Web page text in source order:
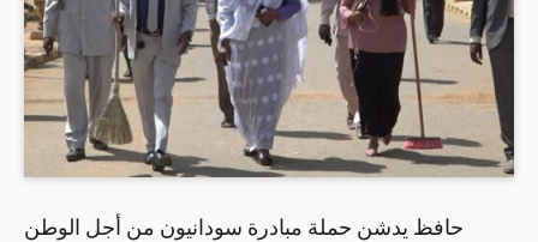
حافظ يدشن حملة مبادرة سودانيون من أجل الوطن